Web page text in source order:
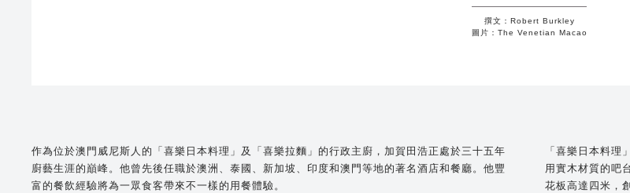
撰文：Robert Burkley
圖片：The Venetian Macao
作為位於澳門威尼斯人的「喜樂日本料理」及「喜樂拉麵」的行政主廚，加賀田浩正處於三十五年
廚藝生涯的巔峰。他曾先後任職於澳洲、泰國、新加坡、印度和澳門等地的著名酒店和餐廳。他豐
富的餐飲經驗將為一眾食客帶來不一樣的用餐體驗。
「喜樂日本料
用實木材質的吧
花板高達四米，